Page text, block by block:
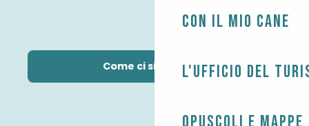
Con il mio cane
L'Ufficio del
Come ci si arriva?